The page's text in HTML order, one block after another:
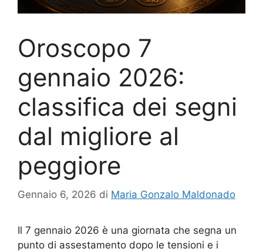
Oroscopo 7
gennaio 2026:
classifica dei segni
dal migliore al
peggiore
Gennaio 6, 2026 di Maria Gonzalo Maldonado
Il 7 gennaio 2026 è una giornata che segna un
punto di assestamento dopo le tensioni e i